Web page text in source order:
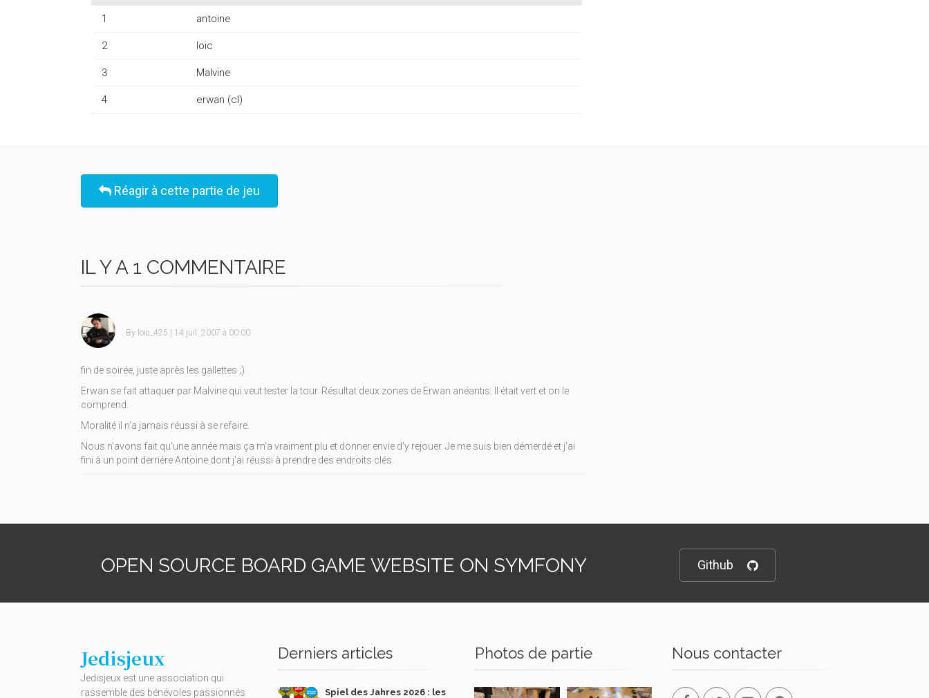
1 antoine
2 loic
3 Malvine
4 erwan (cl)
Réagir à cette partie de jeu
IL Y A 1 COMMENTAIRE
By loic_425 | 14 juil. 2007 à 00:00
fin de soirée, juste après les gallettes ;)
Erwan se fait attaquer par Malvine qui veut tester la tour. Résultat deux zones de Erwan anéantis. Il était vert et on le
comprend.
Moralité il n'a jamais réussi à se refaire.
Nous n'avons fait qu'une année mais ça m'a vraiment plu et donner envie d'y rejouer. Je me suis bien démerdé et j'ai
fini à un point derrière Antoine dont j'ai réussi à prendre des endroits clés.
OPEN SOURCE BOARD GAME WEBSITE ON SYMFONY Github
Jedisjeux
Jedisjeux est une association qui
rassemble des bénévoles passionnés
Derniers articles
Spiel des Jahres 2026 : les
Photos de partie Nous contacter